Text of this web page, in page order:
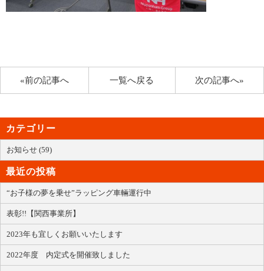
«前の記事へ 次の記事へ»
一覧へ戻る
カテゴリー
お知らせ (59)
最近の投稿
“お子様の夢を乗せ”ラッピング車輛運行中
表彰!!【関西事業所】
2023年も宜しくお願いいたします
2022年度 内定式を開催致しました